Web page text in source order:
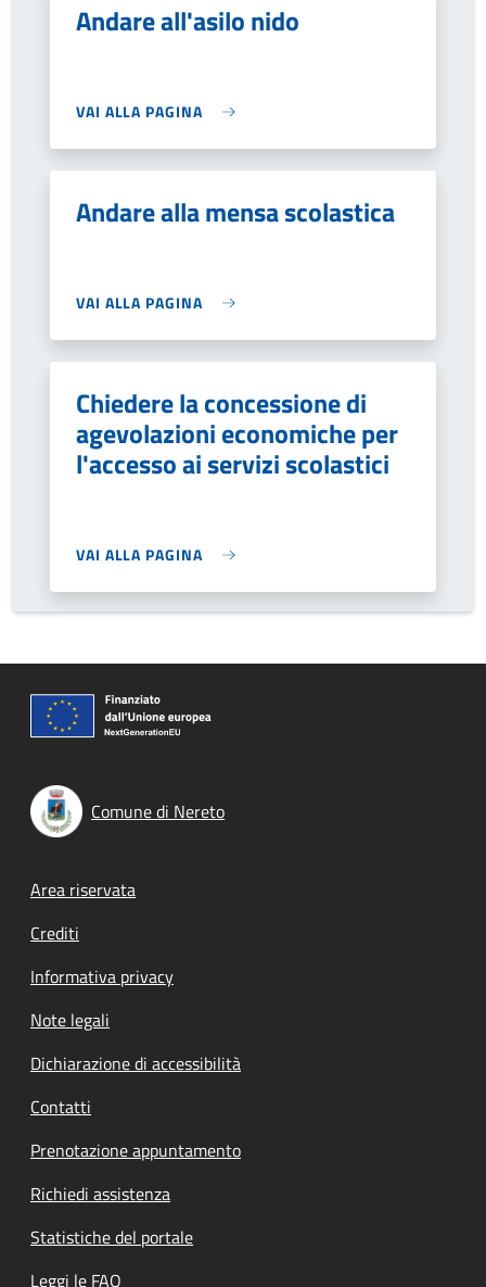
Andare all'asilo nido
VAI ALLA PAGINA
Andare alla mensa scolastica
VAI ALLA PAGINA
Chiedere la concessione di
agevolazioni economiche per
l'accesso ai servizi scolastici
VAI ALLA PAGINA
Comune di Nereto
Footer menu
Area riservata
Crediti
Informativa privacy
Note legali
Dichiarazione di accessibilità
Contatti
Prenotazione appuntamento
Richiedi assistenza
Statistiche del portale
Leggi le FAQ